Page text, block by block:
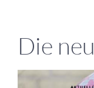
Die
Zeige